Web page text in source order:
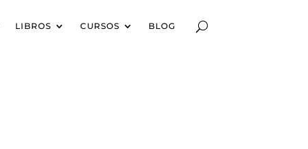
LIBROS CURSOS BLOG